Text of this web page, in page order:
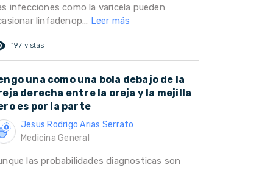
infecciones como la varicela pueden
linfadenop... Leer más
197 vistas
una como una bola debajo de la
derecha entre la oreja y la mejilla
es por la parte
Jesus Rodrigo Arias Serrato
Medicina General
las probabilidades diagnosticas son